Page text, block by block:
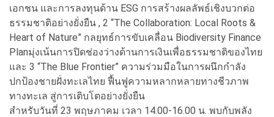
เอกชน และการลงทุนด้าน ESG การสร้างผลลัพธ์เชิงบวกต่อ
ธรรมชาติอย่างยั่งยืน , 2 “The Collaboration: Local Roots &
Heart of Nature” กลยุทธ์การขับเคลื่อน Biodiversity Finance
Planมุ่งเน้นการปิดช่องว่างด้านการเงินเพื่อธรรมชาติของไทย
และ 3 “The Blue Frontier” ความร่วมมือในการผนึกกำลัง
ปกป้องชายฝั่งทะเลไทย ฟื้นฟูความหลากหลายทางชีวภาพ
ทางทะเล สู่การเติบโตอย่างยั่งยืน
สำหรับวันที่ 23 พฤษภาคม เวลา 14.00-16.00 น. พบกับพลัง